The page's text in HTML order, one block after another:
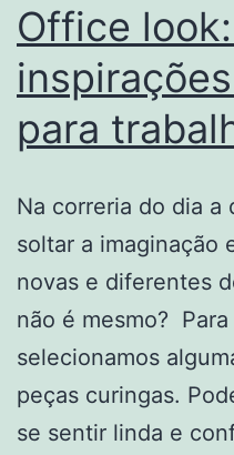
Office
para
Na correria do dia a
soltar a imaginação
novas e diferentes
não é mesmo? Para
selecionamos
peças curingas.
se sentir linda e